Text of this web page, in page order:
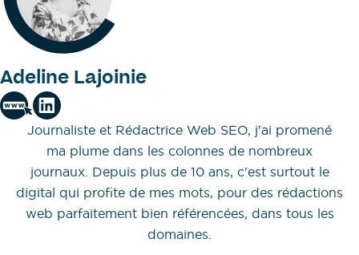
Adeline Lajoinie
Journaliste et Rédactrice Web SEO, j'ai promené
ma plume dans les colonnes de nombreux
journaux. Depuis plus de 10 ans, c'est surtout le
digital qui profite de mes mots, pour des rédactions
web parfaitement bien référencées, dans tous les
domaines.